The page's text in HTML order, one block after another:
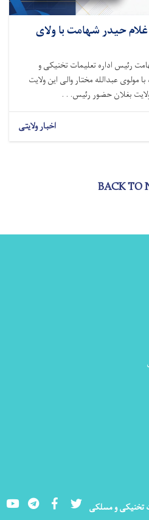
حیدر شهامت با ولای
رئیس اداره تعلیمات تخنیکی و
عبدالله مختار والی این ولایت
بغلان حضور رئیس. . .
اخبار ولایتی
BACK TO
تخنیکی و مسلکی YoutubeLinkedInFacebook Twitter